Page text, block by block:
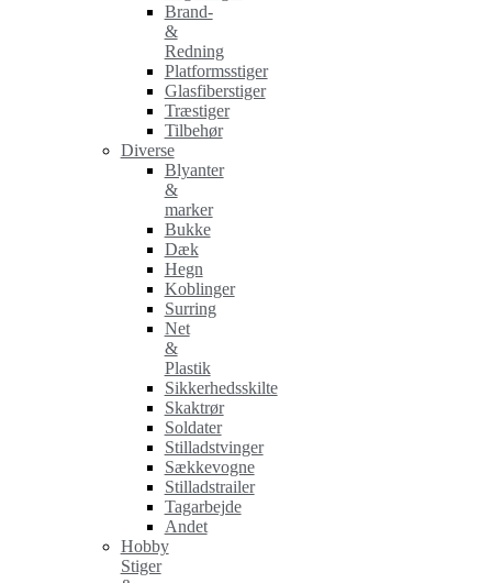
Brand-
&
Redning
Platformsstiger
Glasfiberstiger
Træstiger
Tilbehør
Diverse
Blyanter
&
marker
Bukke
Dæk
Hegn
Koblinger
Surring
Net
&
Plastik
Sikkerhedsskilte
Skaktrør
Soldater
Stilladstvinger
Sækkevogne
Stilladstrailer
Tagarbejde
Andet
Hobby
Stiger